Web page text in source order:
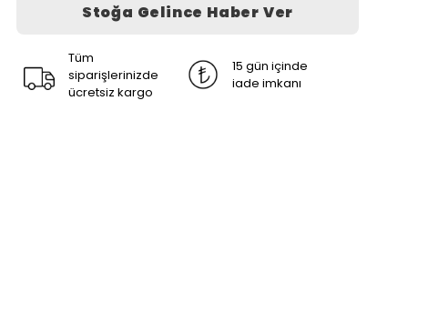
Stoğa Gelince Haber Ver
Tüm
siparişlerinizde
ücretsiz kargo
15 gün içinde
iade imkanı